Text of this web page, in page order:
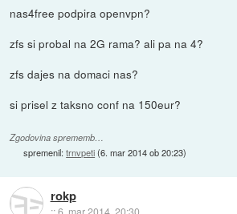
nas4free podpira openvpn?
zfs si probal na 2G rama? ali pa na 4?
zfs dajes na domaci nas?
si prisel z taksno conf na 150eur?
Zgodovina sprememb…
spremenil:trnvpeti(6. mar 2014 ob 20:23)
rokp
::6. mar 2014, 20:30